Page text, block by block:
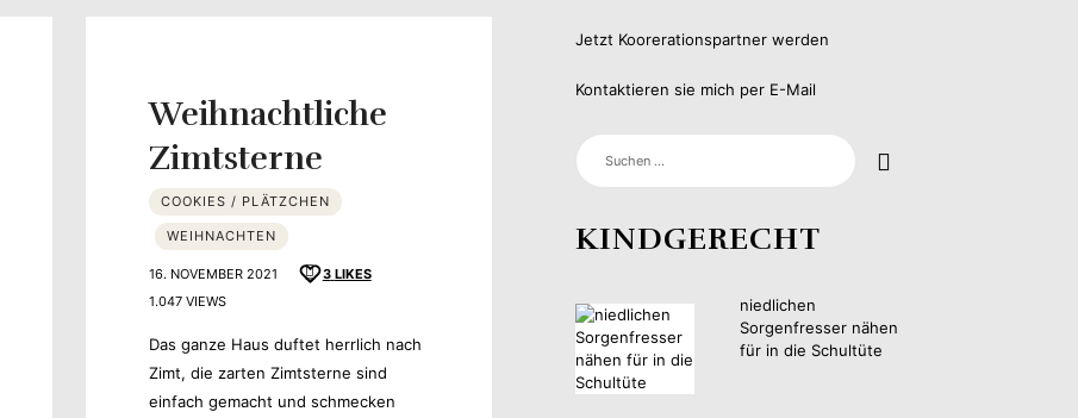
Weihnachtliche
Zimtsterne
COOKIES / PLÄTZCHEN
WEIHNACHTEN
16. NOVEMBER 2021 3 LIKES
1.047 VIEWS
Das ganze Haus duftet herrlich nach
Zimt, die zarten Zimtsterne sind
einfach gemacht und schmecken
Jetzt Koorerationspartner werden
Kontaktieren sie mich per E-Mail
SUCHEN
NACH:
KINDGERECHT
niedlichen
Sorgenfresser nähen
für in die Schultüte